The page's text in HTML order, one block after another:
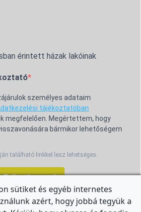
érintett házak lakóinak
személyes adataim
tájékoztatóban
megfelelően. Megértettem, hogy
bármikor lehetőségem
található linkkel lesz lehetséges.
Feliratkozom!
sütiket és egyéb internetes
azért, hogy jobbá tegyük a